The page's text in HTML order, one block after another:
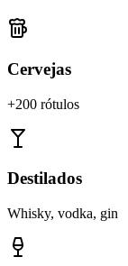
Cervejas
+200 rótulos
Destilados
Whisky, vodka, gin